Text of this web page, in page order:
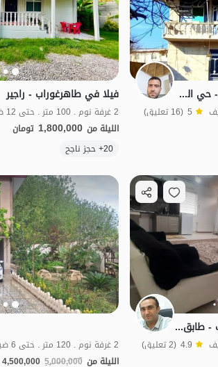
جناح مفروش في تولم شهر - حي الشيخ - طابق أرضي
5 (16 تعليق)
اقتصادي
فيلا في طاهرغوراب - راجير
2 غرفة نوم . 100 متر . حتى 12 ضيف
الليلة من 1,800,000 تومان
20+ حجز ناجح
منزل مفروش في طاهرغوراب - طابق أرضي
4.9 (2 تعليق)
2 غرفة نوم . 120 متر . حتى 6 ضيف
الليلة من 5,000,000
4,500,000